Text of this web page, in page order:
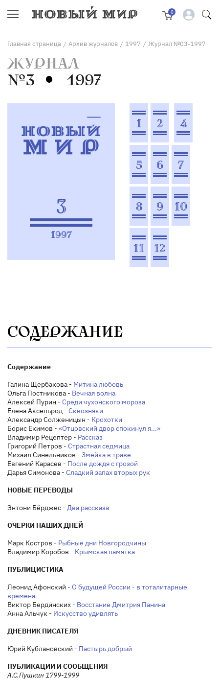
0
Главная страница / Архив журналов / 1997 / Журнал №03-1997
ЖУРНАЛ
№3
1997
1 2
3
1997
4
5 6 7
8 9 10
11 12
СОДЕРЖАНИЕ
Содержание
Галина Щербакова - Митина любовь
Ольга Постникова - Вечная волна
Алексей Пурин - Среди чухонского мороза
Елена Аксельрод - Сквозняки
Александр Солженицын - Крохотки
Борис Екимов - «Отцовский двор спокинул я...»
Владимир Рецептер - Рассказ
Григорий Петров - Страстная седмица
Михаил Синельников - Змейка в траве
Евгений Карасев - После дождя с грозой
Дарья Симонова - Сладкий запах вторых рук
НОВЫЕ ПЕРЕВОДЫ
Энтони Бёрджес - Два рассказа
ОЧЕРКИ НАШИХ ДНЕЙ
Марк Костров - Рыбные дни Новгородчины
Владимир Коробов - Крымская памятка
ПУБЛИЦИСТИКА
Леонид Афонский - О будущей России - в тоталитарные
времена
Виктор Бердинских - Восстание Дмитрия Панина
Анна Альчук - Искусство удивлять
ДНЕВНИК ПИСАТЕЛЯ
Юрий Кублановский - Пастырь добрый
ПУБЛИКАЦИИ И СООБЩЕНИЯ
А.С.Пушкин 1799-1999